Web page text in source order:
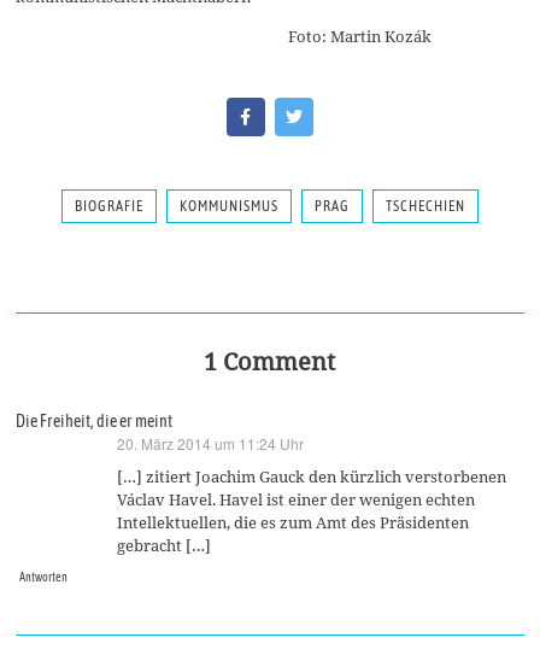
Foto: Martin Kozák
BIOGRAFIE KOMMUNISMUS PRAG TSCHECHIEN
1 Comment
Die Freiheit, die er meint
20. März 2014 um 11:24 Uhr
[…] zitiert Joachim Gauck den kürzlich verstorbenen
Václav Havel. Havel ist einer der wenigen echten
Intellektuellen, die es zum Amt des Präsidenten
gebracht […]
Antworten